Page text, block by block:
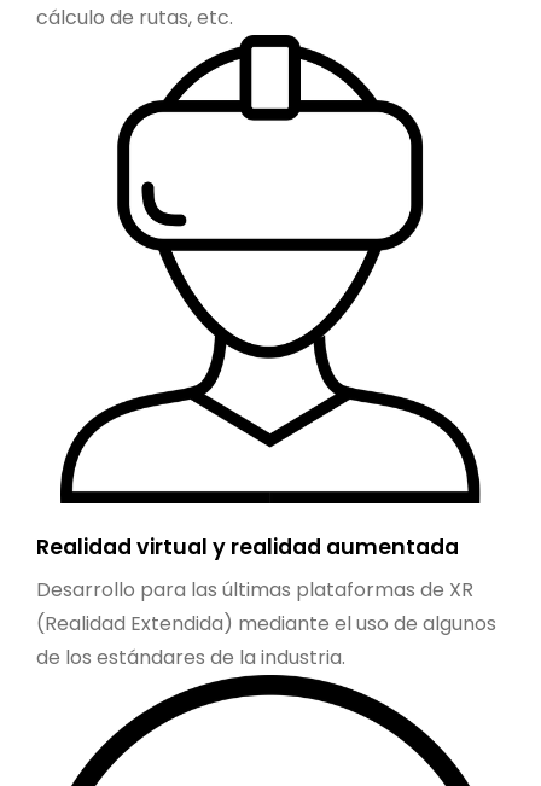
cálculo de rutas, etc.
Realidad virtual y realidad aumentada
Desarrollo para las últimas plataformas de XR
(Realidad Extendida) mediante el uso de algunos
de los estándares de la industria.